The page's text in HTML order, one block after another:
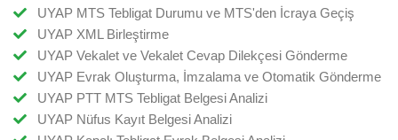
UYAP MTS Tebligat Durumu ve MTS'den İcraya Geçiş
UYAP XML Birleştirme
UYAP Vekalet ve Vekalet Cevap Dilekçesi Gönderme
UYAP Evrak Oluşturma, İmzalama ve Otomatik Gönderme
UYAP PTT MTS Tebligat Belgesi Analizi
UYAP Nüfus Kayıt Belgesi Analizi